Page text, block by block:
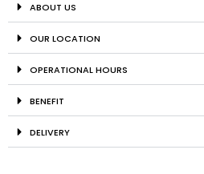
ABOUT US
OUR LOCATION
OPERATIONAL HOURS
BENEFIT
DELIVERY